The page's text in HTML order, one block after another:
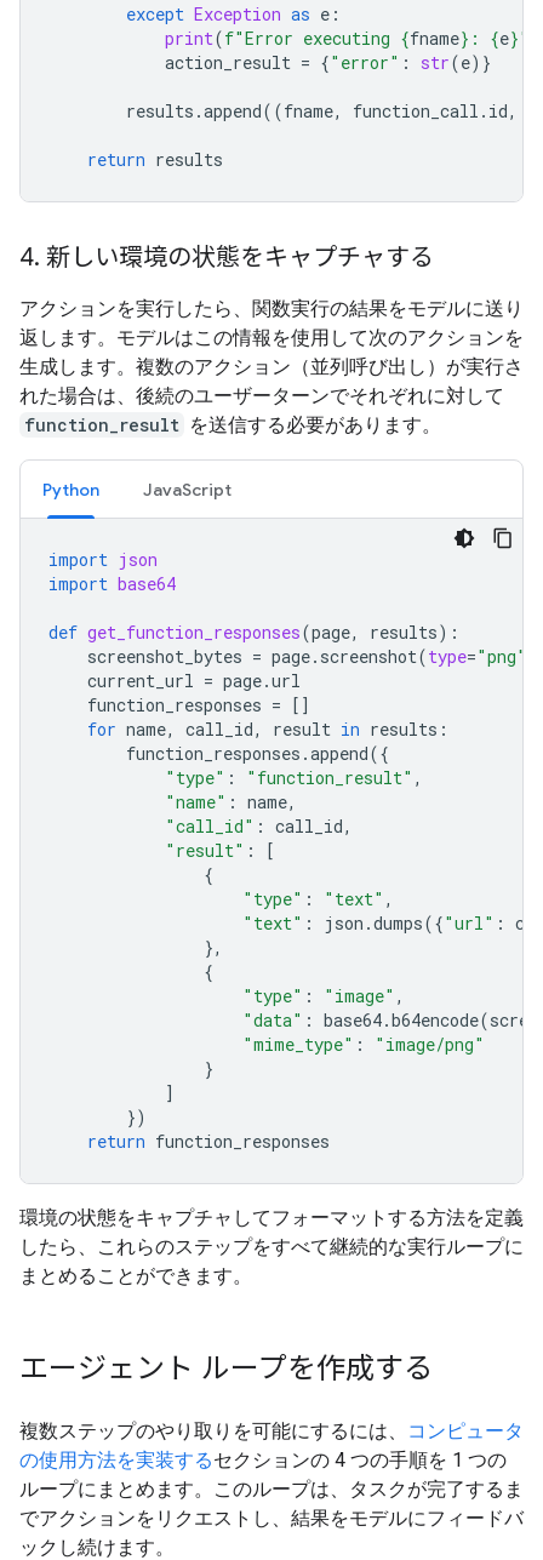
except Exception as e :
print(f"Error executing {fname} : {e}"
action_result = {"error" : str(e)}
results .append((fname, function_call . id,
return results
4. 新しい環境の状態をキャプチャする
アクションを実行したら、関数実行の結果をモデルに送り
返します。モデルはこの情報を使用して次のアクションを
生成します。複数のアクション（並列呼び出し）が実行さ
れた場合は、後続のユーザーターンでそれぞれに対して
function_result を送信する必要があります。
Python JavaScript
import json
import base64
def get_function_responses(page, results):
screenshot_bytes = page. screenshot(type="png"
current_url = page.url
function_responses = []
for name, call_id, result in results :
function_responses .append({
"type" : "function_result" ,
"name" : name,
"call_id" : call_id,
"result" :
[
{
"type" : "text" ,
"text" : json .dumps({"url" :
},
{
"type" : "image" ,
"data" : base64.b64encode(
"mime_type" :
"image/png"
}
]
})
return function_responses
環境の状態をキャプチャしてフォーマットする方法を定義
したら、これらのステップをすべて継続的な実行ループに
まとめることができます。
エージェント ループを作成する
複数ステップのやり取りを可能にするには、
コンピュータ
の使用方法を実装するセクションの 4 つの手順を 1 つの
ループにまとめます。このループは、タスクが完了するま
でアクションをリクエストし、結果をモデルにフィードバ
ックし続けます。